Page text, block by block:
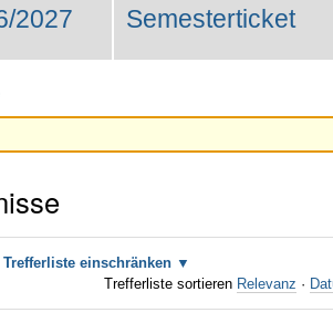
2027 Semesterticket
Trefferliste einschränken
Trefferliste sortieren Relevanz ·